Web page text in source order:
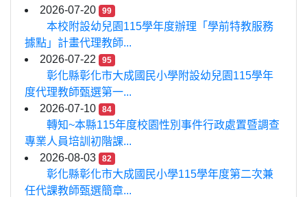
2026-07-20
99
本校附設幼兒園115學年度辦理「學前特教服務
據點」計畫代理教師...
2026-07-22
95
彰化縣彰化市大成國民小學附設幼兒園115學年
度代理教師甄選第一...
2026-07-10
84
轉知~本縣115年度校園性別事件行政處置暨調查
專業人員培訓初階課...
2026-08-03
82
彰化縣彰化市大成國民小學115學年度第二次兼
任代課教師甄選簡章...